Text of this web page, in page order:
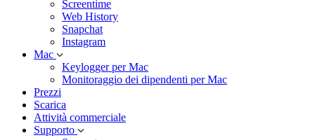
Screentime
Web History
Snapchat
Instagram
Mac
Keylogger per Mac
Monitoraggio dei dipendenti per Mac
Prezzi
Scarica
Attività commerciale
Supporto